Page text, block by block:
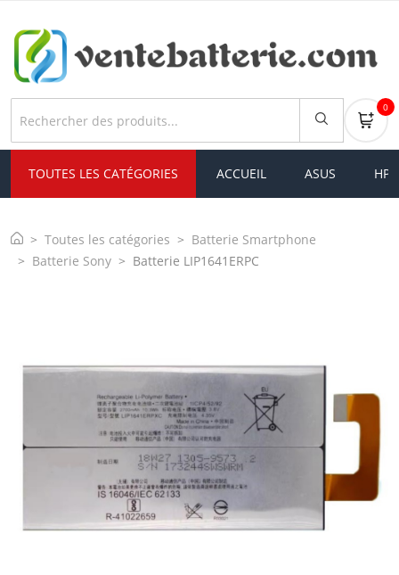
0
TOUTES LES CATÉGORIES ACCUEIL ASUS HP
Toutes les catégories
Batterie Smartphone
Batterie Sony
Batterie LIP1641ERPC